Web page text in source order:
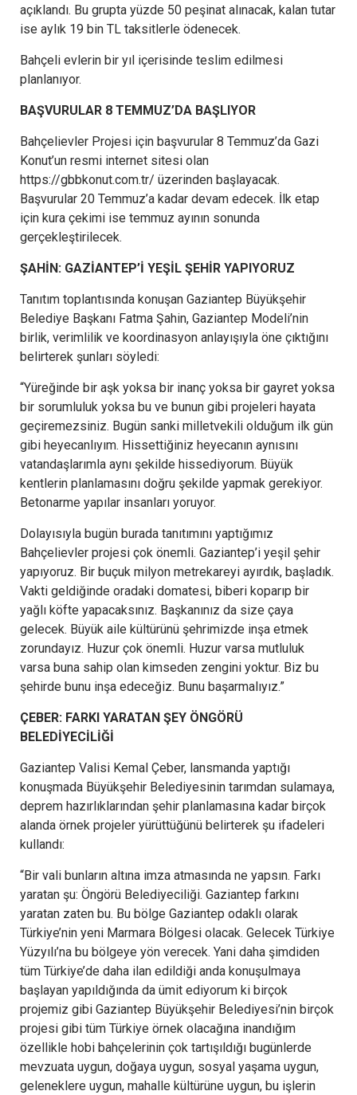
açıklandı. Bu grupta yüzde 50 peşinat alınacak, kalan tutar
ise aylık 19 bin TL taksitlerle ödenecek.
Bahçeli evlerin bir yıl içerisinde teslim edilmesi
planlanıyor.
BAŞVURULAR 8 TEMMUZ’DA BAŞLIYOR
Bahçelievler Projesi için başvurular 8 Temmuz’da Gazi
Konut’un resmi internet sitesi olan
https://gbbkonut.com.tr/ üzerinden başlayacak.
Başvurular 20 Temmuz’a kadar devam edecek. İlk etap
için kura çekimi ise temmuz ayının sonunda
gerçekleştirilecek.
ŞAHİN: GAZİANTEP’İ YEŞİL ŞEHİR YAPIYORUZ
Tanıtım toplantısında konuşan Gaziantep Büyükşehir
Belediye Başkanı Fatma Şahin, Gaziantep Modeli’nin
birlik, verimlilik ve koordinasyon anlayışıyla öne çıktığını
belirterek şunları söyledi:
“Yüreğinde bir aşk yoksa bir inanç yoksa bir gayret yoksa
bir sorumluluk yoksa bu ve bunun gibi projeleri hayata
geçiremezsiniz. Bugün sanki milletvekili olduğum ilk gün
gibi heyecanlıyım. Hissettiğiniz heyecanın aynısını
vatandaşlarımla aynı şekilde hissediyorum. Büyük
kentlerin planlamasını doğru şekilde yapmak gerekiyor.
Betonarme yapılar insanları yoruyor.
Dolayısıyla bugün burada tanıtımını yaptığımız
Bahçelievler projesi çok önemli. Gaziantep’i yeşil şehir
yapıyoruz. Bir buçuk milyon metrekareyi ayırdık, başladık.
Vakti geldiğinde oradaki domatesi, biberi koparıp bir
yağlı köfte yapacaksınız. Başkanınız da size çaya
gelecek. Büyük aile kültürünü şehrimizde inşa etmek
zorundayız. Huzur çok önemli. Huzur varsa mutluluk
varsa buna sahip olan kimseden zengini yoktur. Biz bu
şehirde bunu inşa edeceğiz. Bunu başarmalıyız.”
ÇEBER: FARKI YARATAN ŞEY ÖNGÖRÜ
BELEDİYECİLİĞİ
Gaziantep Valisi Kemal Çeber, lansmanda yaptığı
konuşmada Büyükşehir Belediyesinin tarımdan sulamaya,
deprem hazırlıklarından şehir planlamasına kadar birçok
alanda örnek projeler yürüttüğünü belirterek şu ifadeleri
kullandı:
“Bir vali bunların altına imza atmasında ne yapsın. Farkı
yaratan şu: Öngörü Belediyeciliği. Gaziantep farkını
yaratan zaten bu. Bu bölge Gaziantep odaklı olarak
Türkiye’nin yeni Marmara Bölgesi olacak. Gelecek Türkiye
Yüzyılı’na bu bölgeye yön verecek. Yani daha şimdiden
tüm Türkiye’de daha ilan edildiği anda konuşulmaya
başlayan yapıldığında da ümit ediyorum ki birçok
projemiz gibi Gaziantep Büyükşehir Belediyesi’nin birçok
projesi gibi tüm Türkiye örnek olacağına inandığım
özellikle hobi bahçelerinin çok tartışıldığı bugünlerde
mevzuata uygun, doğaya uygun, sosyal yaşama uygun,
geleneklere uygun, mahalle kültürüne uygun, bu işlerin